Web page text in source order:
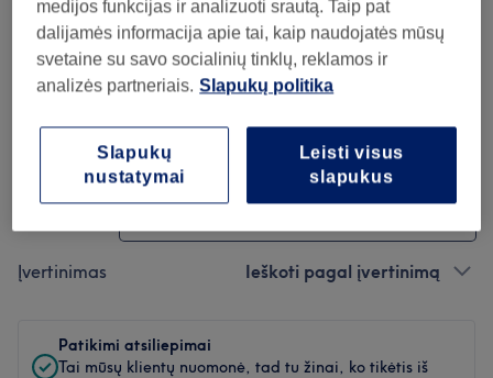
Personalas
Atsiliepimų filtras
Įvertinimas Ieškoti pagal įvertinimą
Patikimi atsiliepimai
Tai mūsų klientų nuomonė, tad tu žinai, ko tikėtis iš
medijos funkcijas ir analizuoti srautą. Taip pat
dalijamės informacija apie tai, kaip naudojatės mūsų
svetaine su savo socialinių tinklų, reklamos ir
analizės partneriais. Slapukų politika
Leisti visus
slapukus
Slapukų
nustatymai